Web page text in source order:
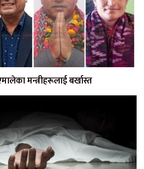
मन्त्रीहरूलाई बर्खास्त